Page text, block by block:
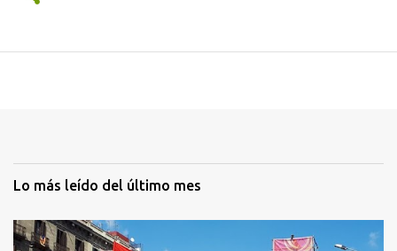
Lo más leído del último mes